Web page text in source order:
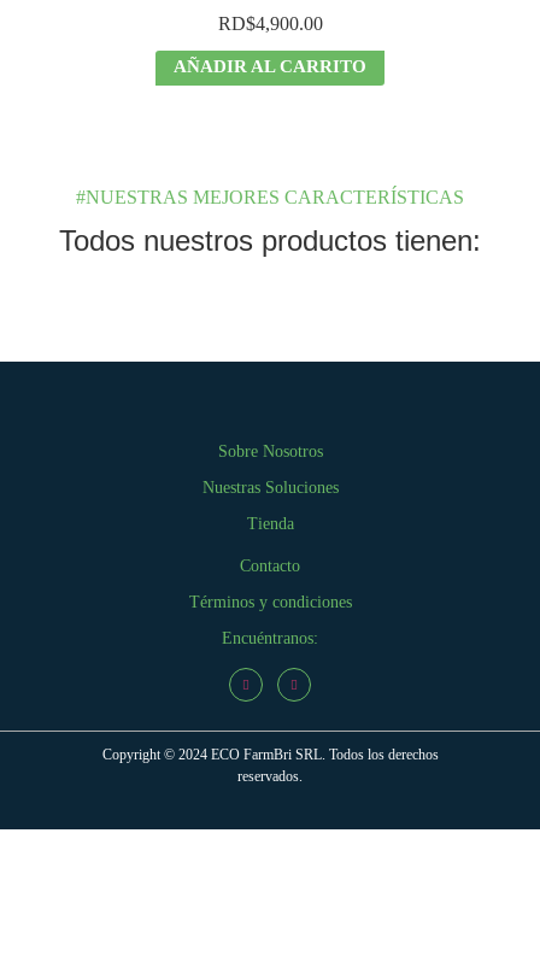
RD$4,900.00
AÑADIR AL CARRITO
#NUESTRAS MEJORES CARACTERÍSTICAS
Todos nuestros productos tienen:
Sobre Nosotros
Nuestras Soluciones
Tienda
Contacto
Términos y condiciones
Encuéntranos:
Copyright © 2024 ECO FarmBri SRL. Todos los derechos
reservados.